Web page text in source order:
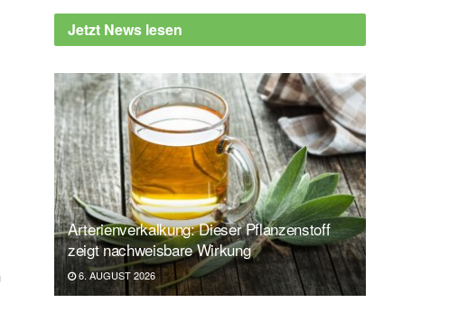
Jetzt News lesen
Arterienverkalkung: Dieser Pflanzenstoff
zeigt nachweisbare Wirkung
6. AUGUST 2026